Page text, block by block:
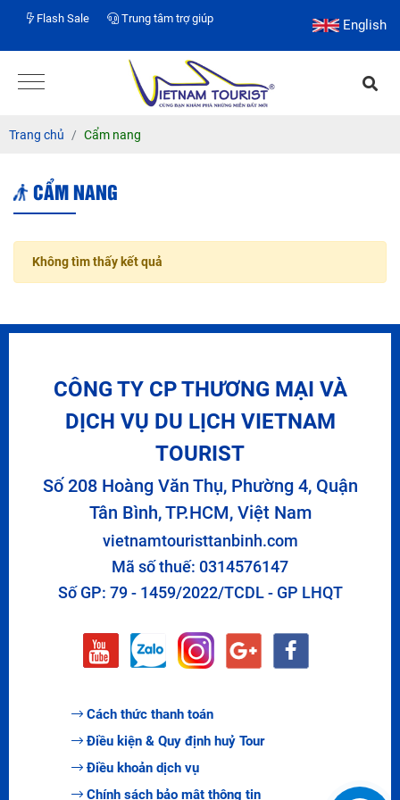
Flash Sale Trung tâm trợ giúp English
Trang chủ Cẩm nang
CẨM NANG
Không tìm thấy kết quả
CÔNG TY CP THƯƠNG MẠI VÀ
DỊCH VỤ DU LỊCH VIETNAM
TOURIST
Số 208 Hoàng Văn Thụ, Phường 4, Quận
Tân Bình, TP.HCM, Việt Nam
vietnamtouristtanbinh.com
Mã số thuế: 0314576147
Số GP: 79 - 1459/2022/TCDL - GP LHQT
Cách thức thanh toán
Điều kiện & Quy định huỷ Tour
Điều khoản dịch vụ
Chính sách bảo mật thông tin